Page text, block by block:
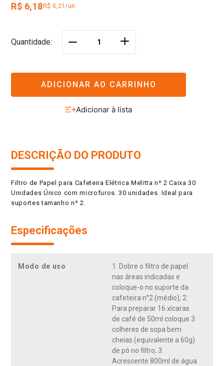
R$ 6,18 R$ 0,21/un
Quantidade ＋
ADICIONAR AO CARRINHO
DESCRIÇÃO DO PRODUTO
Filtro de Papel para Cafeteira Elétrica Melitta nº 2 Caixa 30
Unidades Único com microfuros. 30 unidades. Ideal para
suportes tamanho nº 2.
Especificações
Modo de uso
1. Dobre o filtro de papel
nas áreas indicadas e
coloque-o no suporte da
cafeteira n°2 (médio); 2.
Para preparar 16 xícaras
de café de 50ml coloque 3
colheres de sopa bem
cheias (equivalente a 60g)
de pó no filtro; 3.
Acrescente 800ml de água